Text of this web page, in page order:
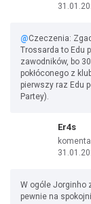
@Czeczenia:
Trossarda to Edu
zawodników, bo
pokłóconego z
pierwszy raz Edu
Partey).
Er4s
W ogóle Jorginho
pewnie na